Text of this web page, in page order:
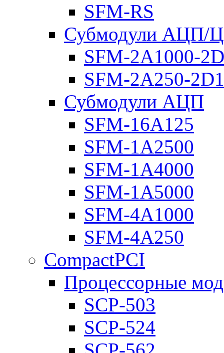
SFM-RS
Субмодули АЦП/
SFM-2A1000-
SFM-2A250-
Субмодули АЦП
SFM-16A125
SFM-1A2500
SFM-1A4000
SFM-1A5000
SFM-4A1000
SFM-4A250
CompactPCI
Процессорные
SCP-503
SCP-524